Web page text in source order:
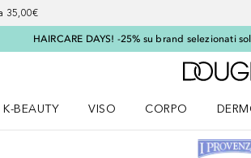
35,00€
HAIRCARE DAYS! -25% su brand selezionati
K-BEAUTY
VISO
CORPO